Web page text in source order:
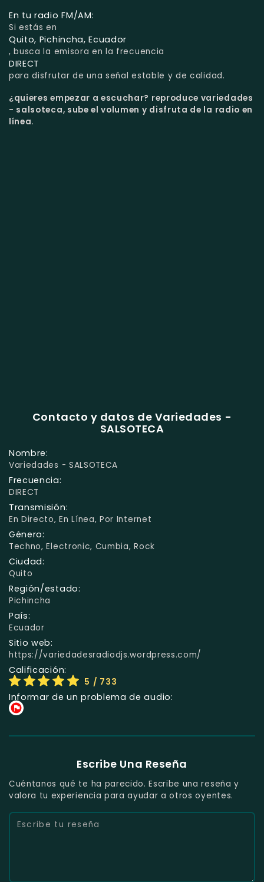
En tu radio FM/AM:
Si estás en
Quito, Pichincha, Ecuador
, busca la emisora en la frecuencia
DIRECT
para disfrutar de una señal estable y de calidad.
¿quieres empezar a escuchar? reproduce variedades
- salsoteca, sube el volumen y disfruta de la radio en
línea.
Contacto y datos de Variedades -
SALSOTECA
Nombre:
Variedades - SALSOTECA
Frecuencia:
DIRECT
Transmisión:
En Directo, En Línea, Por Internet
Género:
Techno, Electronic, Cumbia, Rock
Ciudad:
Quito
Región/estado:
Pichincha
País:
Ecuador
Sitio web:
https://variedadesradiodjs.wordpress.com/
Calificación:
5 / 733
Informar de un problema de audio:
Escribe Una Reseña
Cuéntanos qué te ha parecido. Escribe una reseña y
valora tu experiencia para ayudar a otros oyentes.